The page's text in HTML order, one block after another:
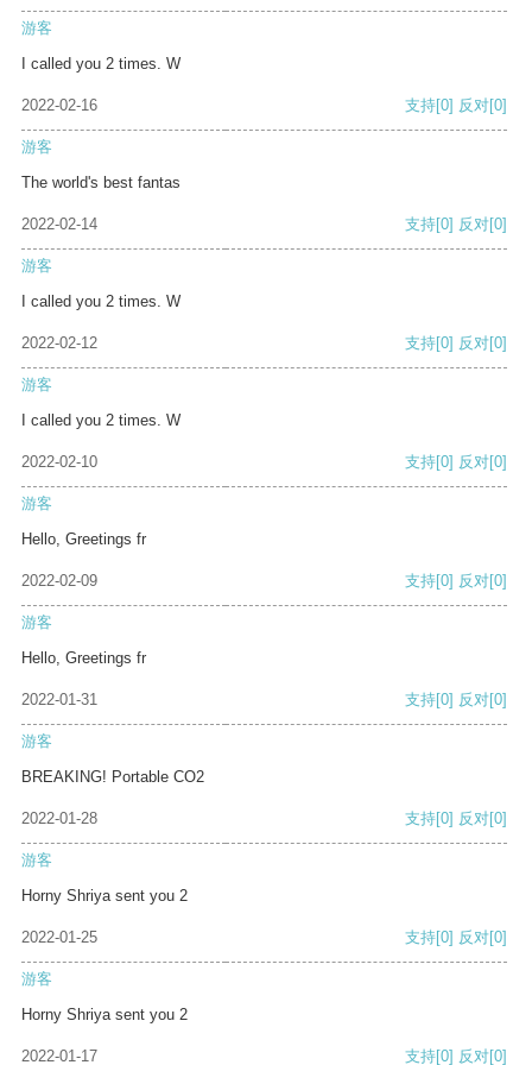
游客
I called you 2 times. W
2022-02-16 支持[0] 反对[0]
游客
The world's best fantas
2022-02-14 支持[0] 反对[0]
游客
I called you 2 times. W
2022-02-12 支持[0] 反对[0]
游客
I called you 2 times. W
2022-02-10 支持[0] 反对[0]
游客
Hello, Greetings fr
2022-02-09 支持[0] 反对[0]
游客
Hello, Greetings fr
2022-01-31 支持[0] 反对[0]
游客
BREAKING! Portable CO2
2022-01-28 支持[0] 反对[0]
游客
Horny Shriya sent you 2
2022-01-25 支持[0] 反对[0]
游客
Horny Shriya sent you 2
2022-01-17 支持[0] 反对[0]